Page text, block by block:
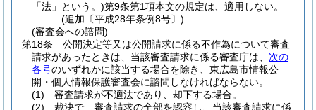
「法」という。)第9条第1項本文の規定は、適用しない。
(追加〔平成28年条例8号〕)
(審査会への諮問)
第18条
公開決定等又は公開請求に係る不作為について審査
請求があったときは、当該審査請求に係る審査庁は、 次の
各号のいずれかに該当する場合を除き、東広島市情報公
開・個人情報保護審査会に諮問しなければならない。
(1)
審査請求が不適法であり、却下する場合。
(2)
裁決で、審査請求の全部を認容し、当該審査請求に係